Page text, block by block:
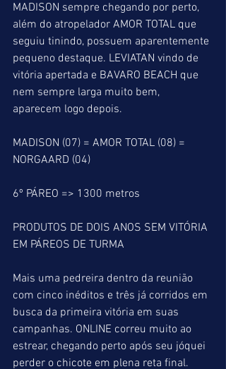
MADISON sempre chegando por perto,
além do atropelador AMOR TOTAL que
seguiu tinindo, possuem aparentemente
pequeno destaque. LEVIATAN vindo de
vitória apertada e BAVARO BEACH que
nem sempre larga muito bem,
aparecem logo depois.
MADISON (07) = AMOR TOTAL (08) =
NORGAARD (04)
6º PÁREO => 1300 metros
PRODUTOS DE DOIS ANOS SEM VITÓRIA
EM PÁREOS DE TURMA
Mais uma pedreira dentro da reunião
com cinco inéditos e três já corridos em
busca da primeira vitória em suas
campanhas. ONLINE correu muito ao
estrear, chegando perto após seu jóquei
perder o chicote em plena reta final.